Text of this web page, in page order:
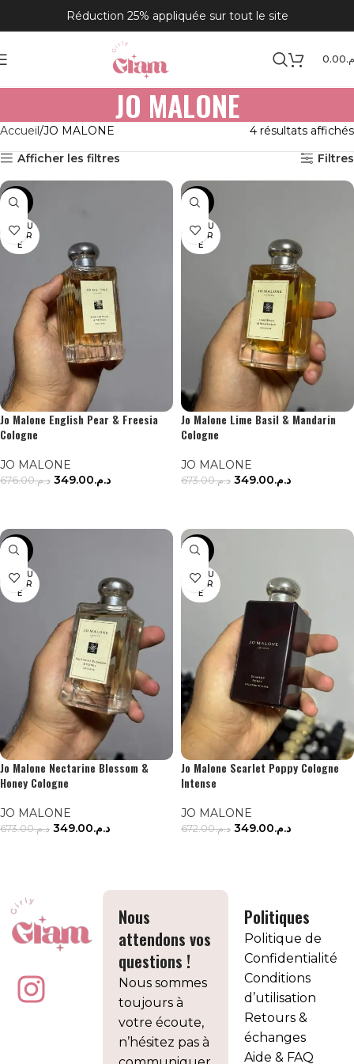
Réduction 25% appliquée sur tout le site
0.00
JO MALONE
Accueil JO MALONE
4 résultats affichés
Afficher les filtres
Filtres
-48%
EN RU
PTUR
E
Jo Malone English Pear & Freesia
Cologne
JO MALONE
د.م.676.00 د.م.349.00
-48%
EN RU
PTUR
E
Jo Malone Lime Basil & Mandarin
Cologne
JO MALONE
د.م.673.00 د.م.349.00
-48%
EN RU
PTUR
E
Jo Malone Nectarine Blossom &
Honey Cologne
JO MALONE
د.م.673.00 د.م.349.00
-48%
EN RU
PTUR
E
Jo Malone Scarlet Poppy Cologne
Intense
JO MALONE
د.م.672.00 د.م.349.00
Nous
attendons vos
questions !
Nous sommes
toujours à
votre écoute,
n’hésitez pas à
Politiques
Politique de
Confidentialité
Conditions
d’utilisation
Retours &
échanges
Aide & FAQ